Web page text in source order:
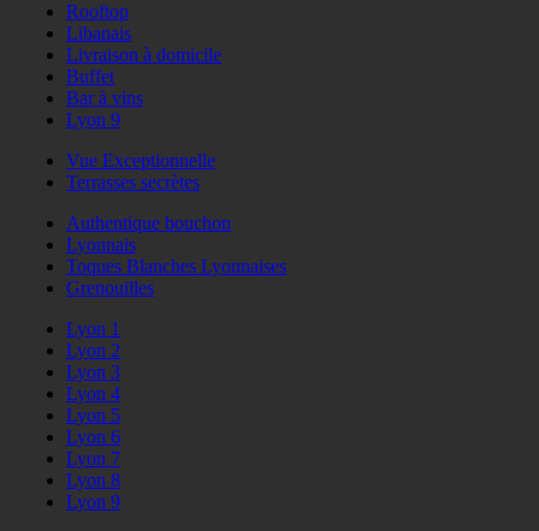
Rooftop
Libanais
Livraison à domicile
Buffet
Bar à vins
Lyon 9
Vue Exceptionnelle
Terrasses secrètes
Authentique bouchon
Lyonnais
Toques Blanches Lyonnaises
Grenouilles
Lyon 1
Lyon 2
Lyon 3
Lyon 4
Lyon 5
Lyon 6
Lyon 7
Lyon 8
Lyon 9